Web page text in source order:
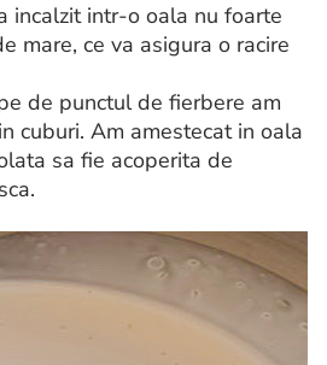
incalzit intr-o oala nu foarte
mare, ce va asigura o racire
de punctul de fierbere am
cuburi. Am amestecat in oala
sa fie acoperita de